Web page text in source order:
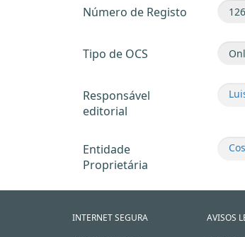
Número de Registo
Tipo de OCS
Responsável
editorial
Entidade
Proprietária
INTERNET SEGURA AVISOS